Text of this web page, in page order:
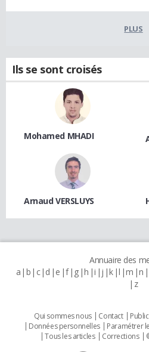
PLUS
Ils se sont croisés
Mohamed MHADI
Arnaud VERSLUYS
Annuaire des
a b c d e f g h i j k l m n
z
Qui sommes nous Contact
Données personnelles
Paramétrer
Tous les articles
Corrections